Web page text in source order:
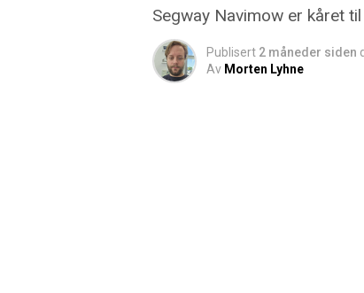
Segway Navimow er kåret
Publisert 2 måneder siden d.
Av Morten Lyhne